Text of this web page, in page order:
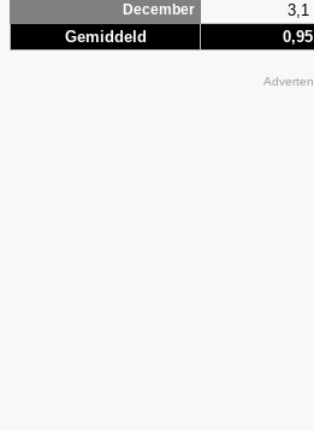
December
3,1
Gemiddeld 0,95